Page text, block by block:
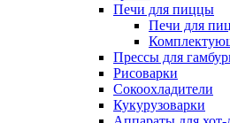
Печи для пиццы
Печи для
Прессы для
Рисоварки
Сокоохладители
Кукурузоварки